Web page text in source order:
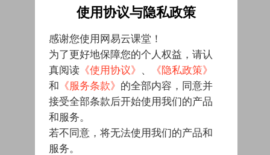
使用协议与隐私政策
感谢您使用网易云课堂！
为了更好地保障您的个人权益，请认
真阅读 《使用协议》 、
《隐私政策》
和 《服务条款》 的全部内容，同意并
接受全部条款后开始使用我们的产品
和服务。
若不同意，将无法使用我们的产品和
服务。